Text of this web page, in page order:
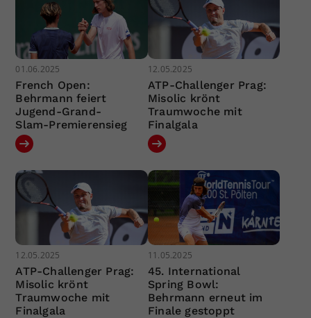
01.06.2025
French Open:
Behrmann feiert
Jugend-Grand-
Slam-Premierensieg
12.05.2025
ATP-Challenger Prag:
Misolic krönt
Traumwoche mit
Finalgala
12.05.2025
ATP-Challenger Prag:
Misolic krönt
Traumwoche mit
Finalgala
11.05.2025
45. International
Spring Bowl:
Behrmann erneut im
Finale gestoppt